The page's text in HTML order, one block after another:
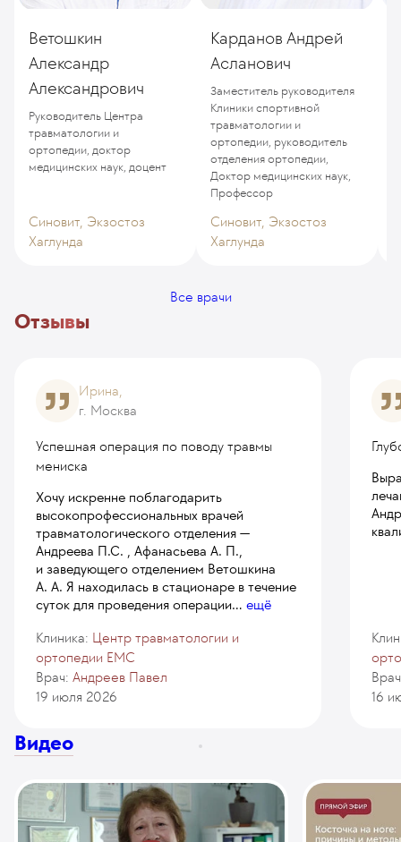
Ветошкин
Александр
Александрович
Руководитель Центра
травматологии и
ортопедии, доктор
медицинских наук, доцент
Синовит, Экзостоз
Хаглунда
Карданов Андрей
Асланович
Заместитель руководителя
Клиники спортивной
травматологии и
ортопедии, руководитель
отделения ортопедии,
Доктор медицинских наук,
Профессор
Синовит, Экзостоз
Хаглунда
Все врачи
Отзывы
Ирина,
г. Москва
Успешная операция по поводу травмы
мениска
Хочу искренне поблагодарить
высокопрофессиональных врачей
травматологического отделения —
Андреева П.С. , Афанасьева А. П.,
и заведующего отделением Ветошкина
А. А. Я находилась в стационаре в течение
суток для проведения операции... ещё
Клиника: Центр травматологии и
ортопедии EMC
Врач: Андреев Павел
19 июля 2026
16
Видео